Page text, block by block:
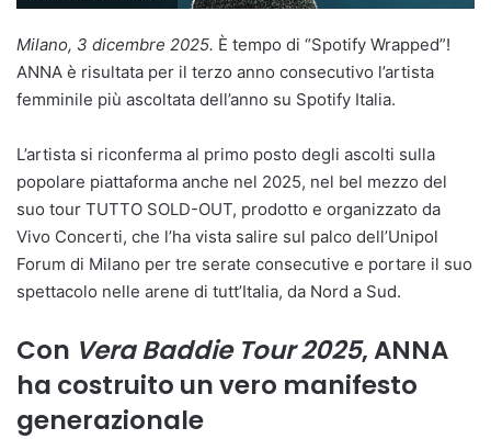
Milano, 3 dicembre 2025. È tempo di “Spotify Wrapped”!
ANNA è risultata per il terzo anno consecutivo l’artista
femminile più ascoltata dell’anno su Spotify Italia.
L’artista si riconferma al primo posto degli ascolti sulla
popolare piattaforma anche nel 2025, nel bel mezzo del
suo tour TUTTO SOLD-OUT, prodotto e organizzato da
Vivo Concerti, che l’ha vista salire sul palco dell’Unipol
Forum di Milano per tre serate consecutive e portare il suo
spettacolo nelle arene di tutt’Italia, da Nord a Sud.
Con Vera Baddie Tour 2025, ANNA
ha costruito un vero manifesto
generazionale